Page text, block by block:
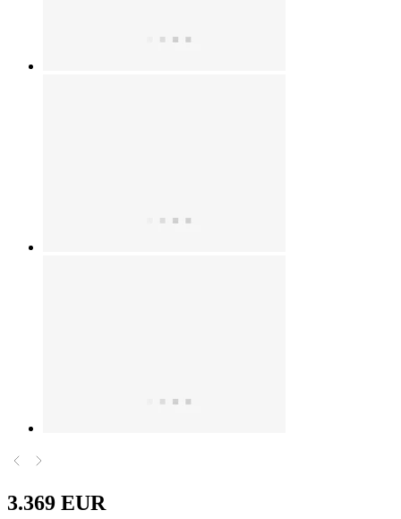
3.369 EUR